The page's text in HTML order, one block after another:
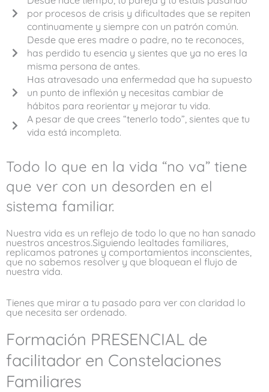
por procesos de crisis y dificultades que se repiten
continuamente y siempre con un patrón común.
Desde que eres madre o padre, no te reconoces,
has perdido tu esencia y sientes que ya no eres la
misma persona de antes.
Has atravesado una enfermedad que ha supuesto
un punto de inflexión y necesitas cambiar de
hábitos para reorientar y mejorar tu vida.
A pesar de que crees “tenerlo todo”, sientes que tu
vida está incompleta.
Todo lo que en la vida “no va” tiene
que ver con un desorden en el
sistema familiar.​
Nuestra vida es un reflejo de todo lo que no han sanado
nuestros ancestros.Siguiendo lealtades familiares,
replicamos patrones y comportamientos inconscientes,
que no sabemos resolver y que bloquean el flujo de
nuestra vida.
Tienes que mirar a tu pasado para ver con claridad lo
que necesita ser ordenado.
Formación PRESENCIAL de
facilitador en Constelaciones
Familiares